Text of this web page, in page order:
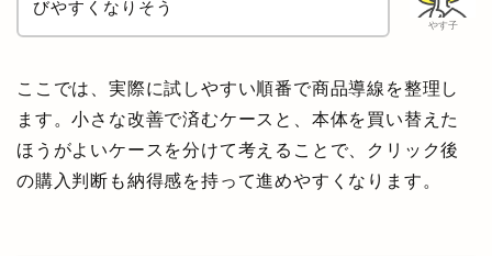
やす子
びやすくなりそう
ここでは、実際に試しやすい順番で商品導線を整理し
ます。小さな改善で済むケースと、本体を買い替えた
ほうがよいケースを分けて考えることで、クリック後
の購入判断も納得感を持って進めやすくなります。